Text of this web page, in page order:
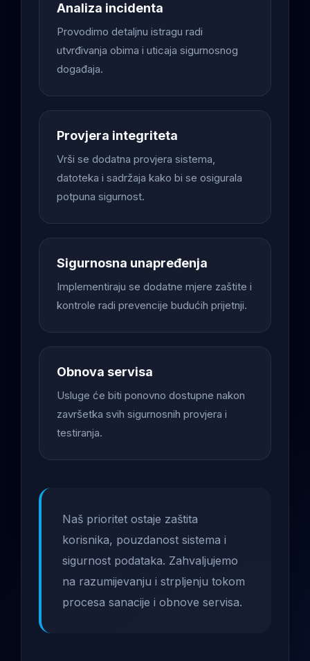
Analiza incidenta
Provodimo detaljnu istragu radi
utvrđivanja obima i uticaja sigurnosnog
događaja.
Provjera integriteta
Vrši se dodatna provjera sistema,
datoteka i sadržaja kako bi se osigurala
potpuna sigurnost.
Sigurnosna unapređenja
Implementiraju se dodatne mjere zaštite i
kontrole radi prevencije budućih prijetnji.
Obnova servisa
Usluge će biti ponovno dostupne nakon
završetka svih sigurnosnih provjera i
testiranja.
Naš prioritet ostaje zaštita
korisnika, pouzdanost sistema i
sigurnost podataka. Zahvaljujemo
na razumijevanju i strpljenju tokom
procesa sanacije i obnove servisa.